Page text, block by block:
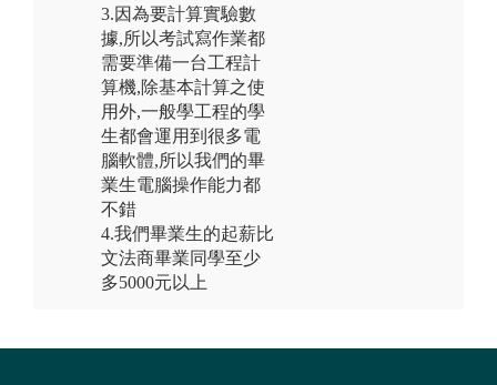
3.因為要計算實驗數
據,所以考試寫作業都
需要準備一台工程計
算機,除基本計算之使
用外,一般學工程的學
生都會運用到很多電
腦軟體,所以我們的畢
業生電腦操作能力都
不錯
4.我們畢業生的起薪比
文法商畢業同學至少
多5000元以上